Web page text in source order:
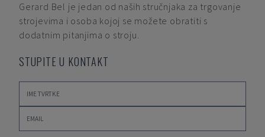
Gerard Bel je jedan od naših stručnjaka za trgovanje
strojevima i osoba kojoj se možete obratiti s
dodatnim pitanjima o stroju.
STUPITE U KONTAKT